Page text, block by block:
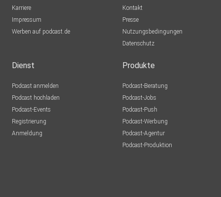
Karriere
Impressum
Werben auf podcast.de
Kontakt
Presse
Nutzungsbedingungen
Datenschutz
Dienst
Podcast anmelden
Podcast hochladen
Podcast-Events
Registrierung
Anmeldung
Produkte
Podcast-Beratung
Podcast-Jobs
Podcast-Push
Podcast-Werbung
Podcast-Agentur
Podcast-Produktion